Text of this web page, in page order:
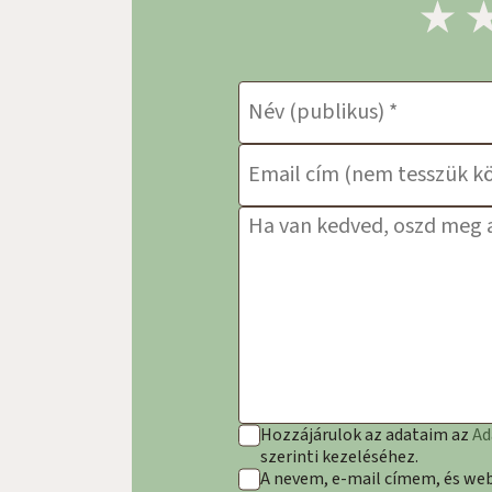
Hozzászólás*
Név
E-mail cím *
A nevem, e-mail címem, és
Hozzájárulok az adataim az
szerinti kezeléséhez.